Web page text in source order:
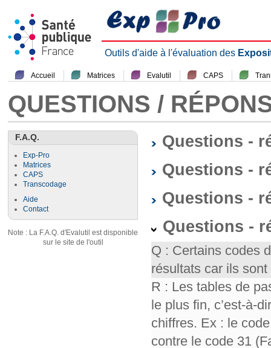
Outils d'aide à l'évaluation des
Accueil Matrices Evalutil CAPS
QUESTIONS /
F.A.Q.
Exp-Pro
Matrices
CAPS
Transcodage
Aide
Contact
Note : La F.A.Q. d'Evalutil est disponible
sur le site de l'outil
Questions -
Questions -
Questions -
Questions -
Q : Certains codes
résultats car ils
R : Les tables de
le plus fin, c’est-à-
chiffres. Ex : le
contre le code 31